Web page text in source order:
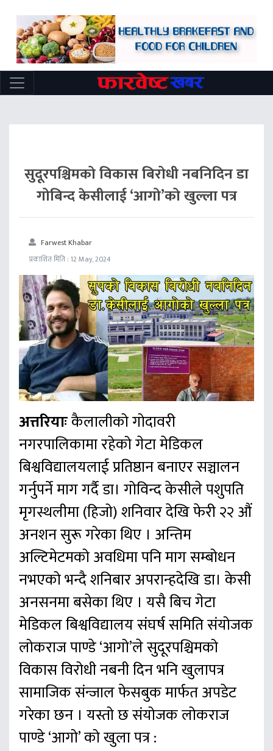
सुदूरपश्चिमको विकास बिरोधी नबनिदिन डा
गोबिन्द केसीलाई ‘आगो’को खुल्ला पत्र
Farwest Khabar
प्रकाशित मिति : 12 May, 2024
अत्तरियाःकैलालीको गोदावरी
नगरपालिकामा रहेको गेटा मेडिकल
बिश्वविद्यालयलाई प्रतिष्ठान बनाएर सञ्चालन
गर्नुपर्ने माग गर्दै डा। गोविन्द केसीले पशुपति
मृगस्थलीमा (हिजो) शनिवार देखि फेरी २२ औं
अनशन सुरू गरेका थिए । अन्तिम
अल्टिमेटमको अवधिमा पनि माग सम्बोधन
नभएको भन्दै शनिबार अपरान्हदेखि डा। केसी
अनसनमा बसेका थिए । यसै बिच गेटा
मेडिकल बिश्वविद्यालय संघर्ष समिति संयोजक
लोकराज पाण्डे ‘आगो’ले सुदूरपश्चिमको
विकास विरोधी नबनी दिन भनि खुलापत्र
सामाजिक संन्जाल फेसबुक मार्फत अपडेट
गरेका छन । यस्तो छ संयोजक लोकराज
पाण्डे ‘आगो’ को खुला पत्र :